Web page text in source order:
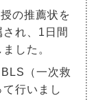
の推薦状を
れ、1日間
した。
（一次救
行いまし